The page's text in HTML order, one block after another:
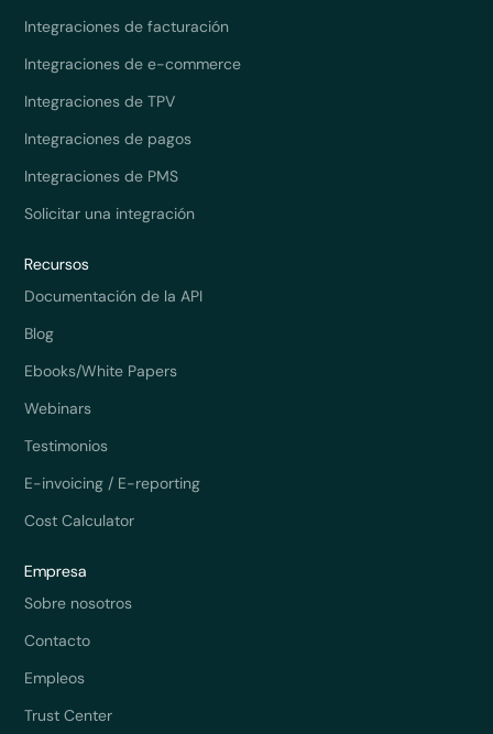
Integraciones de facturación
Integraciones de e-commerce
Integraciones de TPV
Integraciones de pagos
Integraciones de PMS
Solicitar una integración
Recursos
Documentación de la API
Blog
Ebooks/White Papers
Webinars
Testimonios
E-invoicing / E-reporting
Cost Calculator
Empresa
Sobre nosotros
Contacto
Empleos
Trust Center